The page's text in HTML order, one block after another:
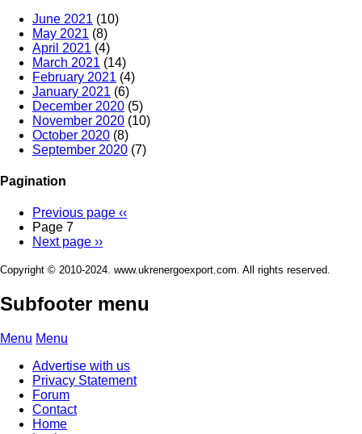
June 2021 (10)
May 2021 (8)
April 2021 (4)
March 2021 (14)
February 2021 (4)
January 2021 (6)
December 2020 (5)
November 2020 (10)
October 2020 (8)
September 2020 (7)
Pagination
Previous page ‹‹
Page 7
Next page ››
Copyright © 2010-2024. www.ukrenergoexport.com. All rights reserved.
Subfooter menu
Menu Menu
Advertise with us
Privacy Statement
Forum
Contact
Home